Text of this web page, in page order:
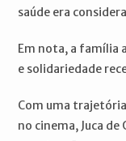
saúde era
Em nota, a família
e solidariedade
Com uma
no cinema, Juca